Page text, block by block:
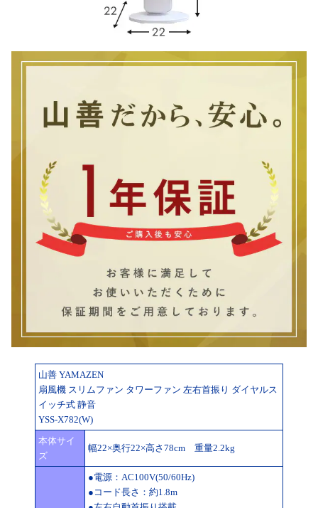
山善 YAMAZEN
扇風機 スリムファン タワーファン 左右首振り ダイヤルス
イッチ式 静音
YSS-X782(W)
本体サイ
ズ
幅22×奥行22×高さ78cm 重量2.2kg
●電源：AC100V(50/60Hz)
●コード長さ：約1.8m